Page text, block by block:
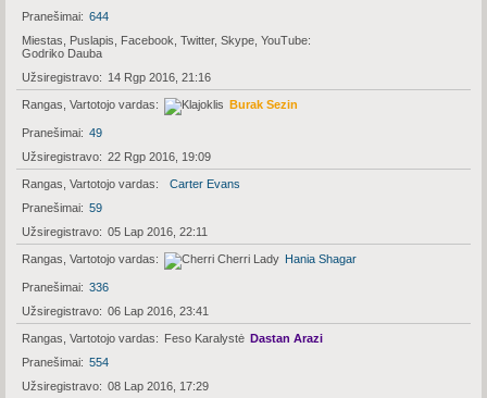
Pranešimai
644
Miestas, Puslapis, Facebook, Twitter, Skype, YouTube
Godriko Dauba
Užsiregistravo
14 Rgp 2016, 21:16
Rangas, Vartotojo vardas Burak Sezin
Pranešimai
49
Užsiregistravo
22 Rgp 2016, 19:09
Rangas, Vartotojo vardas
Carter Evans
Pranešimai
59
Užsiregistravo
05 Lap 2016, 22:11
Rangas, Vartotojo vardas Hania Shagar
Pranešimai
336
Užsiregistravo
06 Lap 2016, 23:41
Rangas, Vartotojo vardas Feso Karalystė Dastan Arazi
Pranešimai
554
Užsiregistravo
08 Lap 2016, 17:29